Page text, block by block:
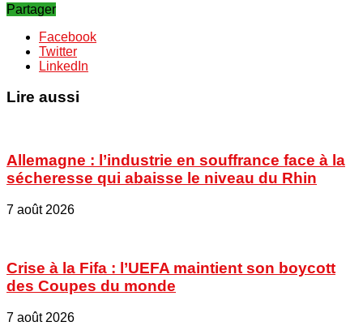
Partager
Facebook
Twitter
LinkedIn
Lire aussi
Allemagne : l’industrie en souffrance face à la
sécheresse qui abaisse le niveau du Rhin
7 août 2026
Crise à la Fifa : l’UEFA maintient son boycott
des Coupes du monde
7 août 2026